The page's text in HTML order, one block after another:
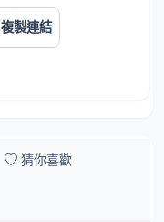
複製連結
猜你喜歡